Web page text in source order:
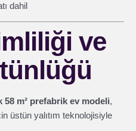
dahil
ve
m² prefabrik ev modeli,
üstün yalıtım teknolojisiyle